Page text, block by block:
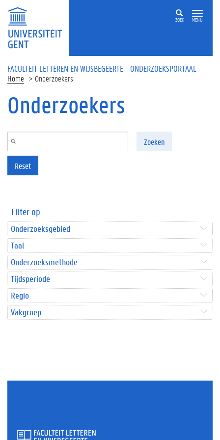
Overslaan en naar de inhoud gaan
ZOEK MENU
FACULTEIT LETTEREN EN WIJSBEGEERTE - ONDERZOEKSPORTAAL
Home Onderzoekers
Onderzoekers
Zoeken
Reset
Filter op
Onderzoeksgebied
Taal
Onderzoeksmethode
Tijdsperiode
Regio
Vakgroep